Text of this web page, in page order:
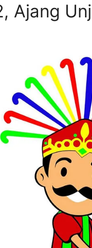
Ajang